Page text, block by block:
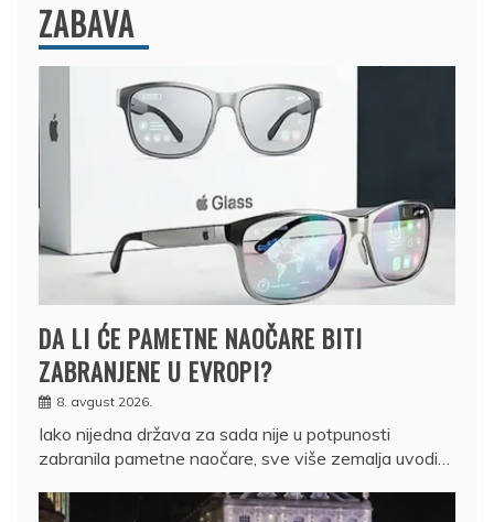
ZABAVA
DA LI ĆE PAMETNE NAOČARE BITI
ZABRANJENE U EVROPI?
8. avgust 2026.
Iako nijedna država za sada nije u potpunosti
zabranila pametne naočare, sve više zemalja uvodi…